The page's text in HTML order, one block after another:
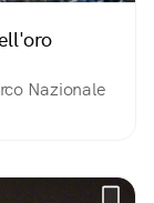
Nazionale